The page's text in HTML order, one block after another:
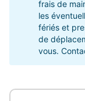
frais de
les
fériés et
de
vous.